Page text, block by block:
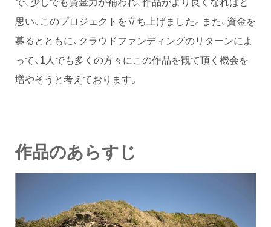
思い、このプロジェクトを立ち上げました。また、資金を
募るとともに、クラウドファンディングのリターンによ
って、1人でも多くの方々にこの作品を観て頂く機会を
増やそうと考えております。
作品のあらすじ